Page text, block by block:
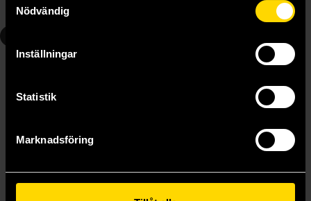
Nödvändig
Inställningar
Statistik
Marknadsföring
Beställ